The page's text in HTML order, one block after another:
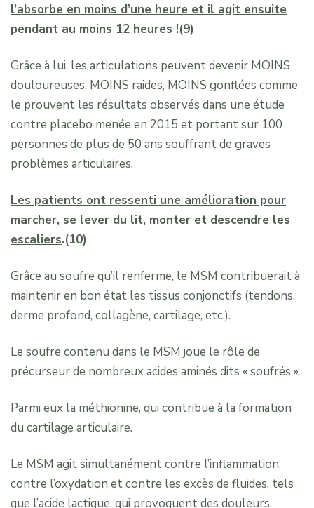
l’absorbe en moins d’une heure et il agit ensuite
pendant au moins 12 heures !(9)
Grâce à lui, les articulations peuvent devenir MOINS
douloureuses, MOINS raides, MOINS gonflées comme
le prouvent les résultats observés dans une étude
contre placebo menée en 2015 et portant sur 100
personnes de plus de 50 ans souffrant de graves
problèmes articulaires.
Les patients ont ressenti une amélioration pour
marcher, se lever du lit, monter et descendre les
escaliers.(10)
Grâce au soufre qu’il renferme, le MSM contribuerait à
maintenir en bon état les tissus conjonctifs (tendons,
derme profond, collagène, cartilage, etc.).
Le soufre contenu dans le MSM joue le rôle de
précurseur de nombreux acides aminés dits « soufrés ».
Parmi eux la méthionine, qui contribue à la formation
du cartilage articulaire.
Le MSM agit simultanément contre l’inflammation,
contre l’oxydation et contre les excès de fluides, tels
que l’acide lactique, qui provoquent des douleurs.